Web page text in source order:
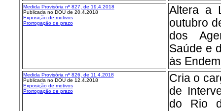
Medida Provisória nº 827, de 19.4.2018
Publicada no DOU de 20.4.2018
Exposição de motivos
Prorrogação de prazo
Altera a
outubro
dos
Saúde e
às
Medida Provisória nº 826, de 11.4.2018
Publicada no DOU de 12.4.2018
Exposição de motivos
Prorrogação de prazo
Cria o
de
do Rio